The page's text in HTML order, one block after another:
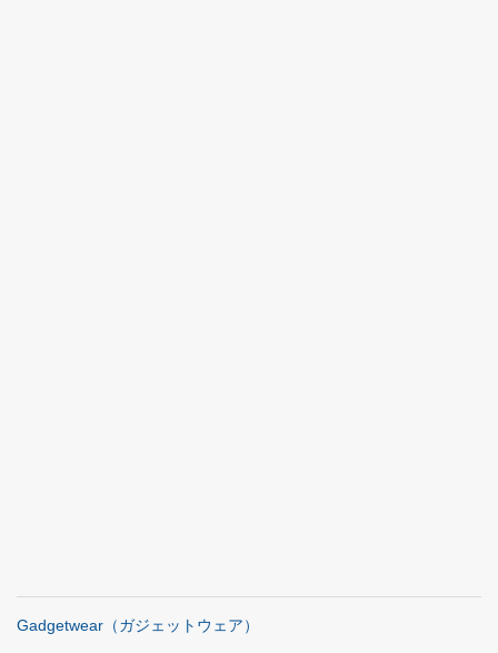
Gadgetwear（ガジェットウェア）